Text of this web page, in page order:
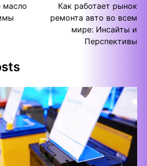
масло
Как работает рынок
ремонта авто во всем
мире: Инсайты и
Перспективы